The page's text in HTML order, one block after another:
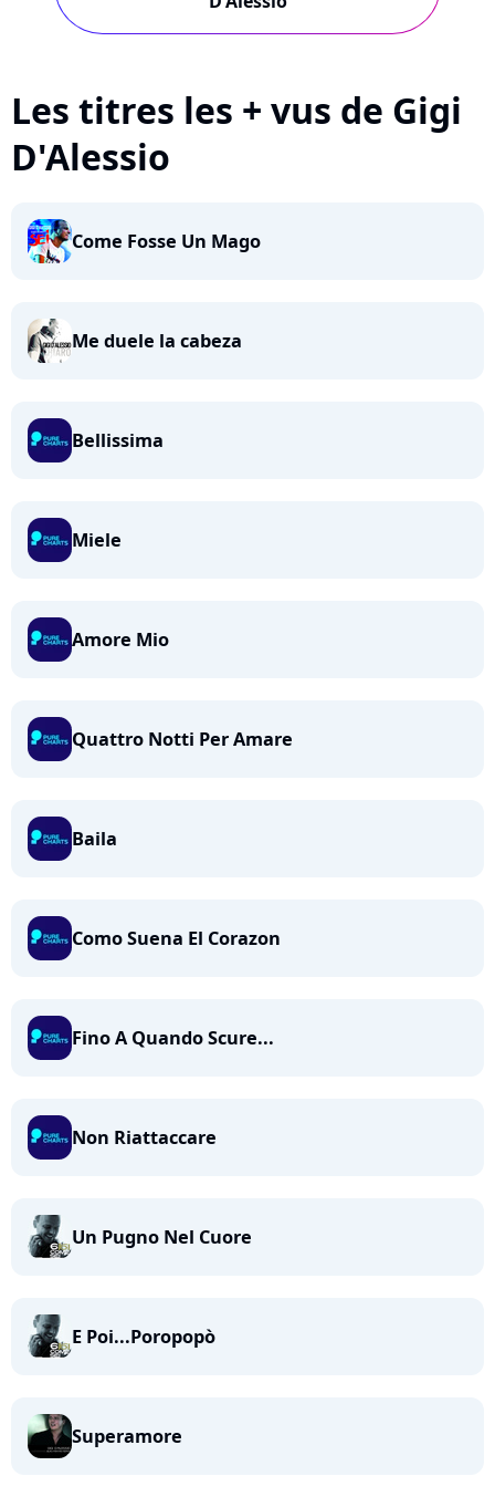
Les titres les + vus de Gigi
D'Alessio
Come Fosse Un Mago
Me duele la cabeza
Bellissima
Miele
Amore Mio
Quattro Notti Per Amare
Baila
Como Suena El Corazon
Fino A Quando Scure...
Non Riattaccare
Un Pugno Nel Cuore
E Poi...Poropopò
Superamore